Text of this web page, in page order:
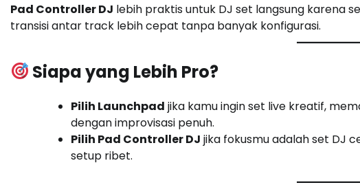
Pad Controller DJ lebih praktis untuk DJ set langsung karena
transisi antar track lebih cepat tanpa banyak konfigurasi.
Siapa yang Lebih Pro?
Pilih Launchpad jika kamu ingin set live kreatif,
dengan improvisasi penuh.
Pilih Pad Controller DJ jika fokusmu adalah set DJ
setup ribet.